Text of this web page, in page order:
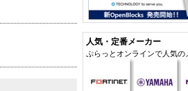
人気・定番メーカー
ぷらっとオンラインで人気の